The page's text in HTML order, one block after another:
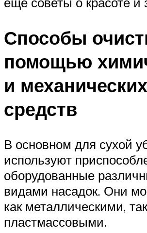
Способы
помощью
и механических
средств
В основном для сухой
используют
оборудованные
видами насадок. Они
как металлическими,
пластмассовыми.